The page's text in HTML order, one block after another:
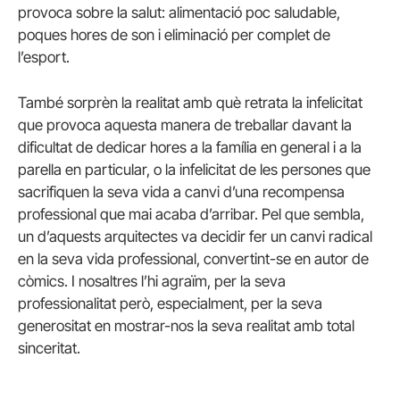
provoca sobre la salut: alimentació poc saludable,
poques hores de son i eliminació per complet de
l’esport.
També sorprèn la realitat amb què retrata la infelicitat
que provoca aquesta manera de treballar davant la
dificultat de dedicar hores a la família en general i a la
parella en particular, o la infelicitat de les persones que
sacrifiquen la seva vida a canvi d’una recompensa
professional que mai acaba d’arribar. Pel que sembla,
un d’aquests arquitectes va decidir fer un canvi radical
en la seva vida professional, convertint-se en autor de
còmics. I nosaltres l’hi agraïm, per la seva
professionalitat però, especialment, per la seva
generositat en mostrar-nos la seva realitat amb total
sinceritat.